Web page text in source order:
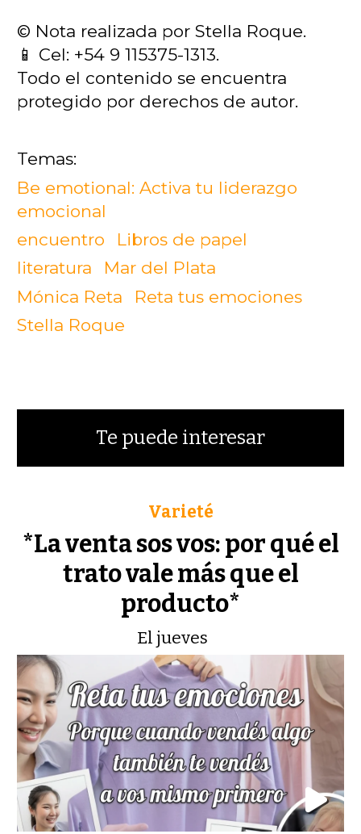
© Nota realizada por Stella Roque.
📱 Cel: +54 9 115375-1313.
Todo el contenido se encuentra
protegido por derechos de autor.
Be emotional: Activa tu liderazgo
emocional
encuentro
Libros de papel
literatura
Mar del Plata
Mónica Reta
Reta tus emociones
Stella Roque
Te puede interesar
*La venta sos vos: por qué el
trato vale más que el
producto*
Varieté
El jueves